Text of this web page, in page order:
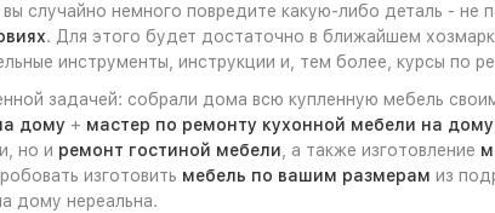
случайно немного повредите какую-либо деталь -
. Для этого будет достаточно в ближайшем
инструменты, инструкции и, тем более, курсы по
задачей: собрали дома всю купленную мебель
дому + мастер по ремонту кухонной мебели на дому
но и ремонт гостиной мебели , а также изготовление
изготовить мебель по вашим размерам из
дому нереальна.